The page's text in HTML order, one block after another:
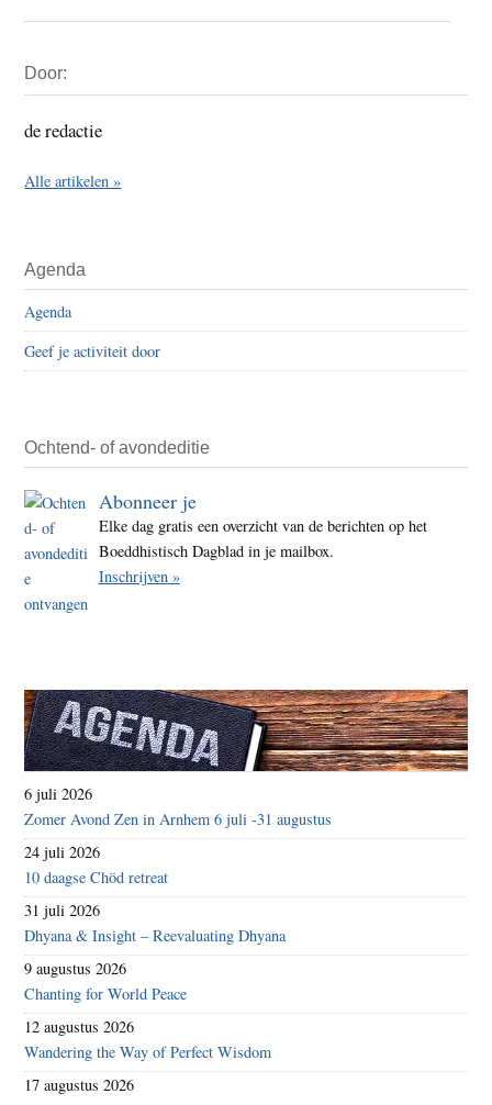
Sidebar
Door:
de redactie
Alle artikelen »
Agenda
Agenda
Geef je activiteit door
Ochtend- of avondeditie
Abonneer je
Elke dag gratis een overzicht van de berichten op het
Boeddhistisch Dagblad in je mailbox.
Inschrijven »
6 juli 2026
Zomer Avond Zen in Arnhem 6 juli -31 augustus
24 juli 2026
10 daagse Chöd retreat
31 juli 2026
Dhyana & Insight – Reevaluating Dhyana
9 augustus 2026
Chanting for World Peace
12 augustus 2026
Wandering the Way of Perfect Wisdom
17 augustus 2026